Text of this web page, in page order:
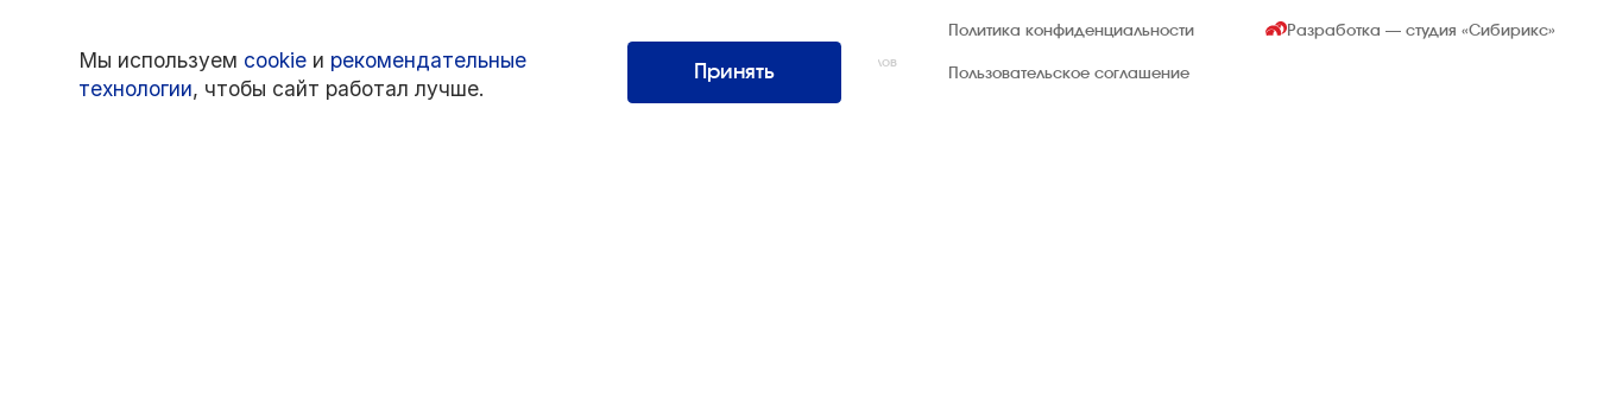
Интернэшнл»
Все права защищены. Использование материалов
возможно только со ссылкой на источник.
Политика конфиденциальности
Пользовательское соглашение
Разработка — студия«Сибирикс»
Мы используем cookie и рекомендательные
технологии, чтобы сайт работал лучше.
Принять